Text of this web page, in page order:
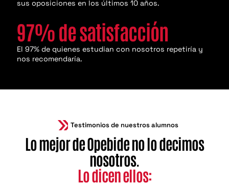
sus oposiciones en los últimos 10 años.
97% de satisfacción
El 97% de quienes estudian con nosotros repetiría y
nos recomendaría.
Testimonios de nuestros alumnos
Lo mejor de Opebide no lo decimos
nosotros.
Lo dicen ellos: